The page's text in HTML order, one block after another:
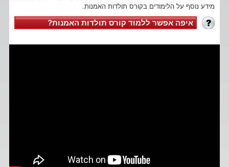
מידע נוסף על הלימודים בקורס תולדות האמנות.
איפה אפשר ללמוד קורס תולדות האמנות?